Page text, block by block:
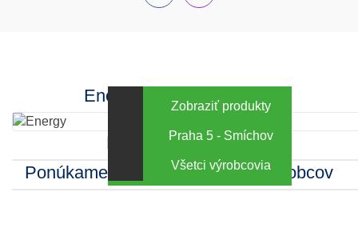
Energy za výhodné ceny
Zobraziť produkty
Kamenná predajňa
Praha 5 - Smíchov
Ponúkame sortiment mnohých výrobcov
Všetci výrobcovia